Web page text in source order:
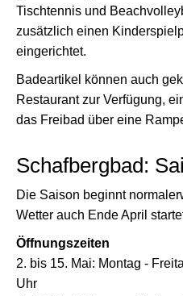
Tischtennis und
zusätzlich einen
eingerichtet.
Badeartikel können auch
Restaurant zur Verfügung,
das Freibad über eine
Schafbergbad:
Die Saison beginnt
Wetter auch Ende April
Öffnungszeiten
2. bis 15. Mai: Montag -
Uhr